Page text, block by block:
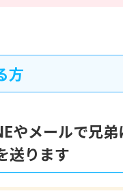
方
やメールで兄
送ります